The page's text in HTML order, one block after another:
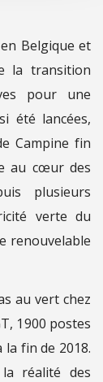
Belgique et
la transition
pour une
été lancées,
Campine fin
au cœur des
plusieurs
verte du
renouvelable
au vert chez
1 900 postes
la fin de 2018.
réalité des